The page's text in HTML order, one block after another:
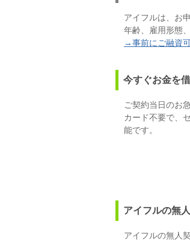
アイフルは、お
年齢、雇用形態
→事前にご融資
今すぐお金を
ご契約当日のお
カード不要で、
能です。
アイフルの無
アイフルの無人